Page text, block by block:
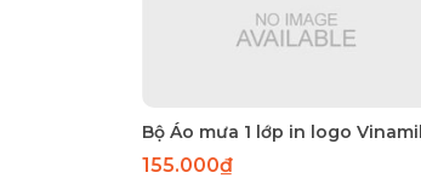
Bộ Áo mưa 1 lớp in logo
155.000₫